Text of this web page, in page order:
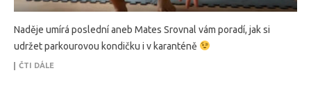
Naděje umírá poslední aneb Mates Srovnal vám poradí, jak si
udržet parkourovou kondičku i v karanténě
ČTI DÁLE